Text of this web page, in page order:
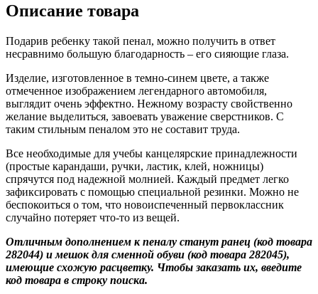
Описание товара
Подарив ребенку такой пенал, можно получить в ответ
несравнимо большую благодарность – его сияющие глаза.
Изделие, изготовленное в темно-синем цвете, а также
отмеченное изображением легендарного автомобиля,
выглядит очень эффектно. Нежному возрасту свойственно
желание выделиться, завоевать уважение сверстников. С
таким стильным пеналом это не составит труда.
Все необходимые для учебы канцелярские принадлежности
(простые карандаши, ручки, ластик, клей, ножницы)
спрячутся под надежной молнией. Каждый предмет легко
зафиксировать с помощью специальной резинки. Можно не
беспокоиться о том, что новоиспеченный первоклассник
случайно потеряет что-то из вещей.
Отличным дополнением к пеналу станут ранец (код товара
282044) и мешок для сменной обуви (код товара 282045),
имеющие схожую расцветку. Чтобы заказать их, введите
код товара в строку поиска.